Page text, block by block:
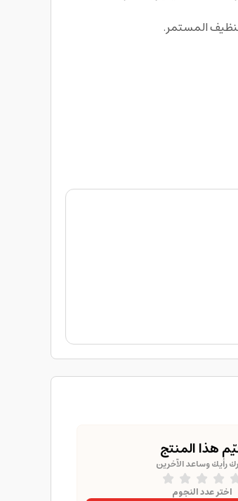
المستمر.
هذا المنتج
رأيك وساعد الآخرين
اختر عدد النجوم